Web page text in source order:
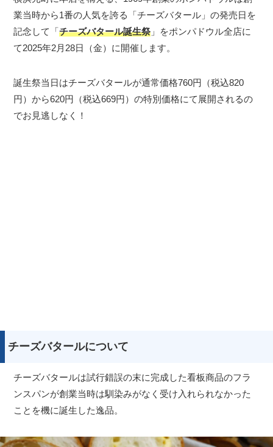
業当時から1番の人気を誇る「チーズバタール」の発売日を
記念して「チーズバタール誕生祭 」をポンパドウル全店に
て2025年2月28日（金）に開催します。
誕生祭当日はチーズバタールが通常価格760円（税込820
円）から620円（税込669円）の特別価格にて展開されるの
でお見逃しなく！
チーズバタールについて
チーズバタールは試行錯誤の末に完成した看板商品のフラ
ンスパンが創業当時は馴染みがなく受け入れられなかった
ことを機に誕生した逸品。